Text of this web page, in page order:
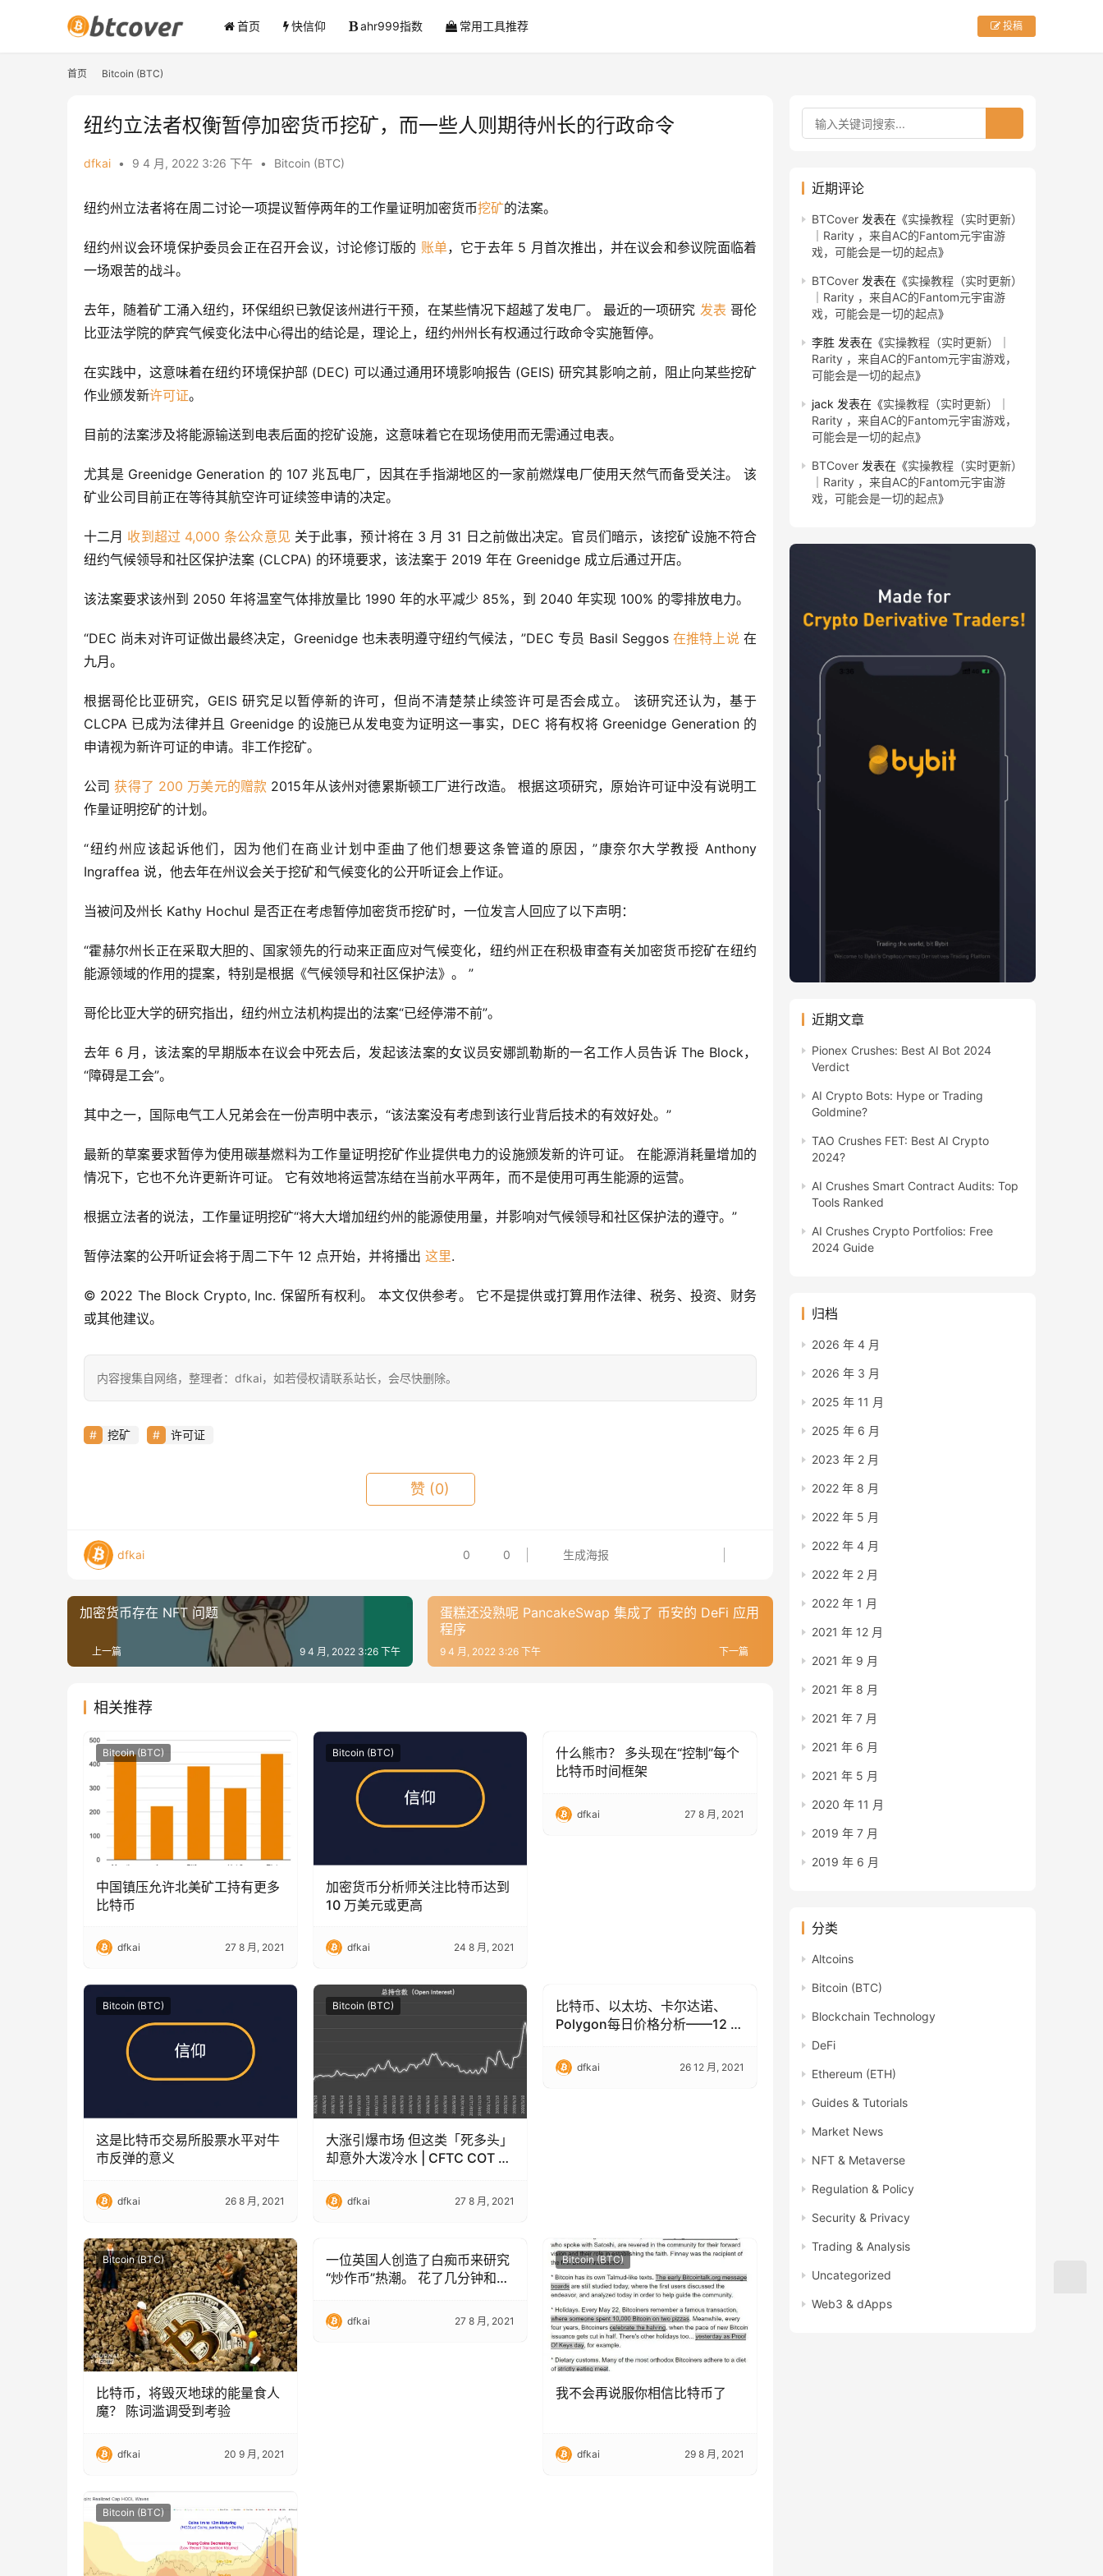
首页 快信仰 ahr999指数 常用工具推荐 投稿
首页 Bitcoin (BTC)
纽约立法者权衡暂停加密货币挖矿，而一些人则期待州长的行政命令
dfkai • 9 4 月, 2022 3:26 下午 • Bitcoin (BTC)
纽约州立法者将在周二讨论一项提议暂停两年的工作量证明加密货币挖矿的法案。
纽约州议会环境保护委员会正在召开会议，讨论修订版的 账单，它于去年 5 月首次推出，并在议会和参议院面临着
一场艰苦的战斗。
去年，随着矿工涌入纽约，环保组织已敦促该州进行干预，在某些情况下超越了发电厂。 最近的一项研究 发表 哥伦
比亚法学院的萨宾气候变化法中心得出的结论是，理论上，纽约州州长有权通过行政命令实施暂停。
在实践中，这意味着在纽约环境保护部 (DEC) 可以通过通用环境影响报告 (GEIS) 研究其影响之前，阻止向某些挖矿
作业颁发新许可证。
目前的法案涉及将能源输送到电表后面的挖矿设施，这意味着它在现场使用而无需通过电表。
尤其是 Greenidge Generation 的 107 兆瓦电厂，因其在手指湖地区的一家前燃煤电厂使用天然气而备受关注。 该
矿业公司目前正在等待其航空许可证续签申请的决定。
十二月 收到超过 4,000 条公众意见 关于此事，预计将在 3 月 31 日之前做出决定。官员们暗示，该挖矿设施不符合
纽约气候领导和社区保护法案 (CLCPA) 的环境要求，该法案于 2019 年在 Greenidge 成立后通过开店。
该法案要求该州到 2050 年将温室气体排放量比 1990 年的水平减少 85%，到 2040 年实现 100% 的零排放电力。
“DEC 尚未对许可证做出最终决定，Greenidge 也未表明遵守纽约气候法，”DEC 专员 Basil Seggos 在推特上说 在
九月。
根据哥伦比亚研究，GEIS 研究足以暂停新的许可，但尚不清楚禁止续签许可是否会成立。 该研究还认为，基于
CLCPA 已成为法律并且 Greenidge 的设施已从发电变为证明这一事实，DEC 将有权将 Greenidge Generation 的
申请视为新许可证的申请。非工作挖矿。
公司 获得了 200 万美元的赠款 2015年从该州对德累斯顿工厂进行改造。 根据这项研究，原始许可证中没有说明工
作量证明挖矿的计划。
“纽约州应该起诉他们，因为他们在商业计划中歪曲了他们想要这条管道的原因，”康奈尔大学教授 Anthony
Ingraffea 说，他去年在州议会关于挖矿和气候变化的公开听证会上作证。
当被问及州长 Kathy Hochul 是否正在考虑暂停加密货币挖矿时，一位发言人回应了以下声明：
“霍赫尔州长正在采取大胆的、国家领先的行动来正面应对气候变化，纽约州正在积极审查有关加密货币挖矿在纽约
能源领域的作用的提案，特别是根据《气候领导和社区保护法》。 ”
哥伦比亚大学的研究指出，纽约州立法机构提出的法案“已经停滞不前”。
去年 6 月，该法案的早期版本在议会中死去后，发起该法案的女议员安娜凯勒斯的一名工作人员告诉 The Block，
“障碍是工会”。
其中之一，国际电气工人兄弟会在一份声明中表示，“该法案没有考虑到该行业背后技术的有效好处。”
最新的草案要求暂停为使用碳基燃料为工作量证明挖矿作业提供电力的设施颁发新的许可证。 在能源消耗量增加的
情况下，它也不允许更新许可证。 它有效地将运营冻结在当前水平两年，而不是使用可再生能源的运营。
根据立法者的说法，工作量证明挖矿“将大大增加纽约州的能源使用量，并影响对气候领导和社区保护法的遵守。”
暂停法案的公开听证会将于周二下午 12 点开始，并将播出 这里.
© 2022 The Block Crypto, Inc. 保留所有权利。 本文仅供参考。 它不是提供或打算用作法律、税务、投资、财务
或其他建议。
内容搜集自网络，整理者：dfkai，如若侵权请联系站长，会尽快删除。
挖矿 许可证
赞 (0)
dfkai 0 0 生成海报
加密货币存在 NFT 问题
上一篇 9 4 月, 2022 3:26 下午
蛋糕还没熟呢 PancakeSwap 集成了 币安的 DeFi 应用
程序
下一篇
9 4 月, 2022 3:26 下午
相关推荐
Bitcoin (BTC)
中国镇压允许北美矿工持有更多
比特币
dfkai 27 8 月, 2021
Bitcoin (BTC)
加密货币分析师关注比特币达到
10 万美元或更高
dfkai 24 8 月, 2021
Bitcoin (BTC)
什么熊市？ 多头现在“控制”每个
比特币时间框架
dfkai 27 8 月, 2021
Bitcoin (BTC)
这是比特币交易所股票水平对牛
市反弹的意义
dfkai 26 8 月, 2021
Bitcoin (BTC)
大涨引爆市场 但这类「死多头」
却意外大泼冷水 | CFTC COT 比
dfkai 27 8 月, 2021
Bitcoin (BTC)
比特币、以太坊、卡尔达诺、
Polygon每日价格分析——12 月
dfkai 26 12 月, 2021
Bitcoin (BTC)
比特币，将毁灭地球的能量食人
魔？ 陈词滥调受到考验
dfkai 20 9 月, 2021
Bitcoin (BTC)
一位英国人创造了白痴币来研究
“炒作币”热潮。 花了几分钟和
的 2100 万枚硬币。
dfkai 27 8 月, 2021
Bitcoin (BTC)
我不会再说服你相信比特币了
dfkai 29 8 月, 2021
Bitcoin (BTC)
近期评论
BTCover 发表在《实操教程（实时更新）
｜Rarity ，来自AC的Fantom元宇宙游
戏，可能会是一切的起点》
BTCover 发表在《实操教程（实时更新）
｜Rarity ，来自AC的Fantom元宇宙游
戏，可能会是一切的起点》
李胜 发表在《实操教程（实时更新）｜
Rarity ，来自AC的Fantom元宇宙游戏，
可能会是一切的起点》
jack 发表在《实操教程（实时更新）｜
Rarity ，来自AC的Fantom元宇宙游戏，
可能会是一切的起点》
BTCover 发表在《实操教程（实时更新）
｜Rarity ，来自AC的Fantom元宇宙游
戏，可能会是一切的起点》
近期文章
Pionex Crushes: Best AI Bot 2024
Verdict
AI Crypto Bots: Hype or Trading
Goldmine?
TAO Crushes FET: Best AI Crypto
2024?
AI Crushes Smart Contract Audits: Top
Tools Ranked
AI Crushes Crypto Portfolios: Free
2024 Guide
归档
2026 年 4 月
2026 年 3 月
2025 年 11 月
2025 年 6 月
2023 年 2 月
2022 年 8 月
2022 年 5 月
2022 年 4 月
2022 年 2 月
2022 年 1 月
2021 年 12 月
2021 年 9 月
2021 年 8 月
2021 年 7 月
2021 年 6 月
2021 年 5 月
2020 年 11 月
2019 年 7 月
2019 年 6 月
分类
Altcoins
Bitcoin (BTC)
Blockchain Technology
DeFi
Ethereum (ETH)
Guides & Tutorials
Market News
NFT & Metaverse
Regulation & Policy
Security & Privacy
Trading & Analysis
Uncategorized
Web3 & dApps